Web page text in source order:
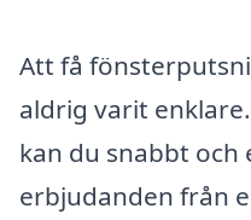
Att få
aldrig varit
kan du snabbt och
erbjudanden från